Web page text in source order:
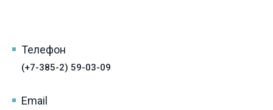
Телефон
(+7-385-2) 59-03-09
Email